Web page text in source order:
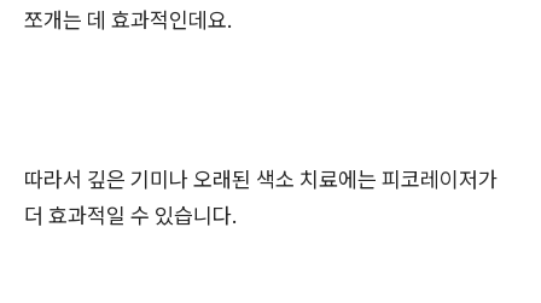
쪼개는 데 효과적인데요.
따라서 깊은 기미나 오래된 색소 치료에는 피코레이저가
더 효과적일 수 있습니다.